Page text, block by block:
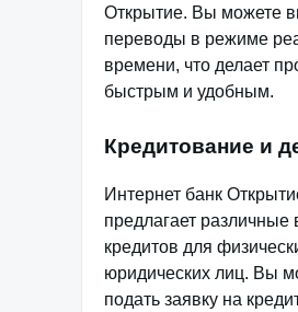
Открытие. Вы можете
переводы в режиме
времени, что делает
быстрым и удобным.
Кредитование и
Интернет банк
предлагает различные
кредитов для
юридических лиц. Вы
подать заявку на